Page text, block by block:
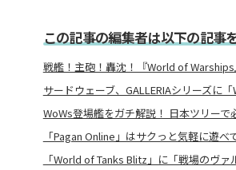
この記事の編集者は以下の記事
戦艦！主砲！轟沈！『World of
サードウェーブ、GALLERIAシリーズに
WoWs登場艦をガチ解説！ 日本ツリーで
「Pagan Online」はサクっと気軽に遊
「World of Tanks Blitz」に「戦場のヴァ